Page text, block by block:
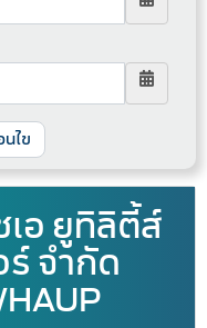
นไข
อ ยูทิลิตี้ส์
จำกัด